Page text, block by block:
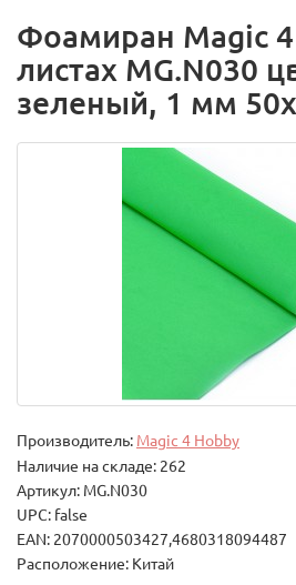
Фоамиран Magic
листах MG.N030
зеленый, 1 мм
Производитель: Magic 4 Hobby
Наличие на складе: 262
Артикул: MG.N030
UPC: false
EAN: 2070000503427,4680318094487
Расположение: Китай